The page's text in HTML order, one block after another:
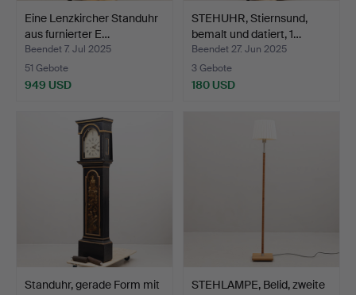
Eine Lenzkircher Standuhr
aus furnierter E…
Beendet 7. Jul 2025
51 Gebote
949 USD
STEHUHR, Stiernsund,
bemalt und datiert, 1…
Beendet 27. Jun 2025
3 Gebote
180 USD
Standuhr, gerade Form mit
STEHLAMPE, Belid, zweite